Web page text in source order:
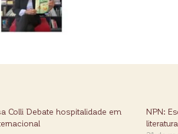
Colli Debate hospitalidade em
NPN: